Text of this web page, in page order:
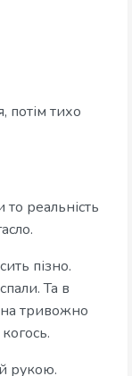
потім тихо
реальність
пізно.
Та в
тривожно
рукою.